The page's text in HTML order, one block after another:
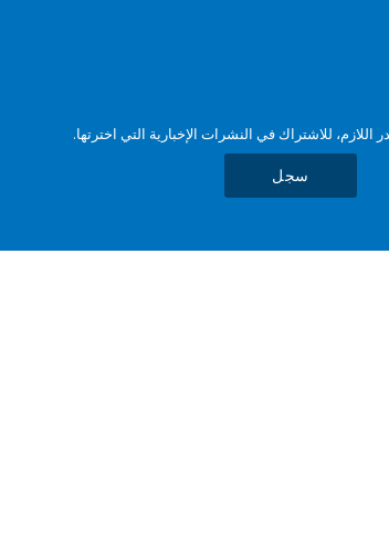
للاشتراك في النشرات الإخبارية التي اخترتها.
سجل